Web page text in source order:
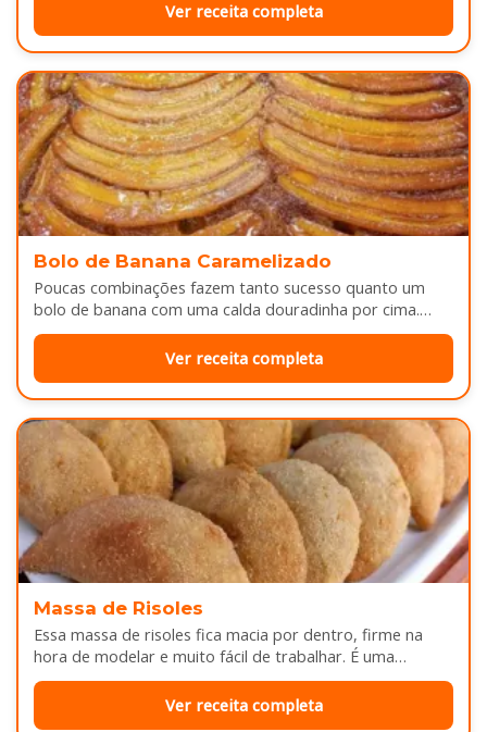
Ver receita completa
Bolo de Banana Caramelizado
Poucas combinações fazem tanto sucesso quanto um
bolo de banana com uma calda douradinha por cima.
Enquanto assa, aquele cheirinho…
Ver receita completa
Massa de Risoles
Essa massa de risoles fica macia por dentro, firme na
hora de modelar e muito fácil de trabalhar. É uma…
Ver receita completa